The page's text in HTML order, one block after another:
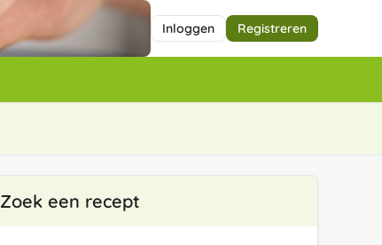
Inloggen Registreren
Zoek een recept